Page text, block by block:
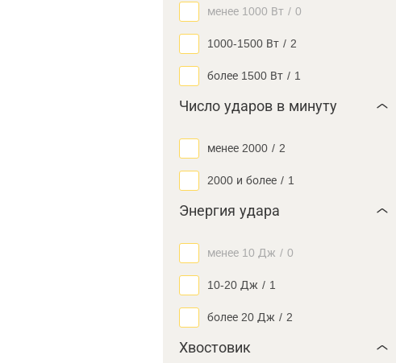
менее 1000 Вт / 0
1000-1500 Вт / 2
более 1500 Вт / 1
Число ударов в минуту
менее 2000 / 2
2000 и более / 1
Энергия удара
менее 10 Дж / 0
10-20 Дж / 1
более 20 Дж / 2
Хвостовик